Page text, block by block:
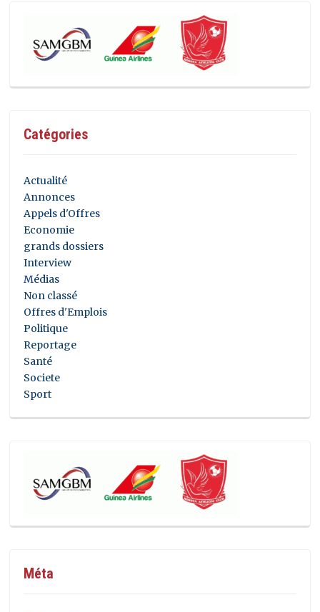
Catégories
Actualité
Annonces
Appels d'Offres
Economie
grands dossiers
Interview
Médias
Non classé
Offres d'Emplois
Politique
Reportage
Santé
Societe
Sport
Méta